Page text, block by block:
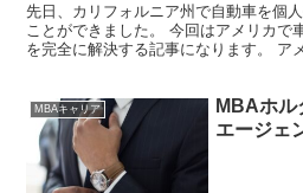
先日、カリフォルニア州で自動車を個
ことができました。 今回はアメリカで
を完全に解決する記事になります。 ア
MBAキャリア
MBAホル
エージェ